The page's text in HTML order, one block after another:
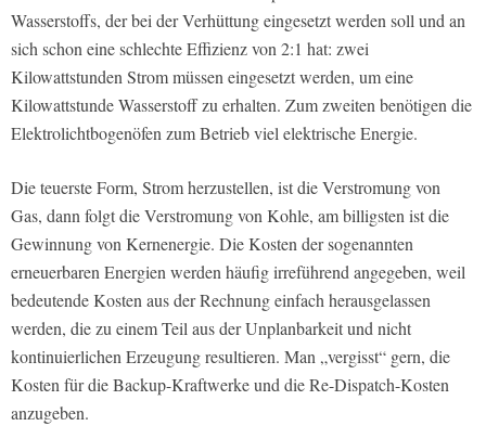
Wasserstoffs, der bei der Verhüttung eingesetzt werden soll und an
sich schon eine schlechte Effizienz von 2:1 hat: zwei
Kilowattstunden Strom müssen eingesetzt werden, um eine
Kilowattstunde Wasserstoff zu erhalten. Zum zweiten benötigen die
Elektrolichtbogenöfen zum Betrieb viel elektrische Energie.
Die teuerste Form, Strom herzustellen, ist die Verstromung von
Gas, dann folgt die Verstromung von Kohle, am billigsten ist die
Gewinnung von Kernenergie. Die Kosten der sogenannten
erneuerbaren Energien werden häufig irreführend angegeben, weil
bedeutende Kosten aus der Rechnung einfach herausgelassen
werden, die zu einem Teil aus der Unplanbarkeit und nicht
kontinuierlichen Erzeugung resultieren. Man „vergisst“ gern, die
Kosten für die Backup-Kraftwerke und die Re-Dispatch-Kosten
anzugeben.